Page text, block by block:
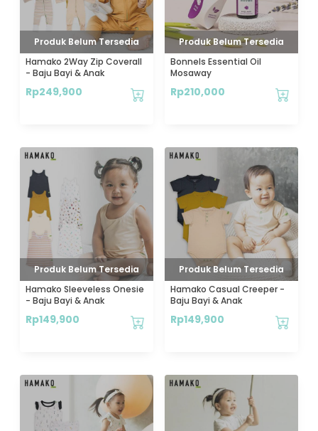
Produk Belum Tersedia
Hamako 2Way Zip Coverall
- Baju Bayi & Anak
Rp249,900
Produk Belum Tersedia
Bonnels Essential Oil
Mosaway
Rp210,000
Produk Belum Tersedia
Hamako Sleeveless Onesie
- Baju Bayi & Anak
Rp149,900
Produk Belum Tersedia
Hamako Casual Creeper -
Baju Bayi & Anak
Rp149,900